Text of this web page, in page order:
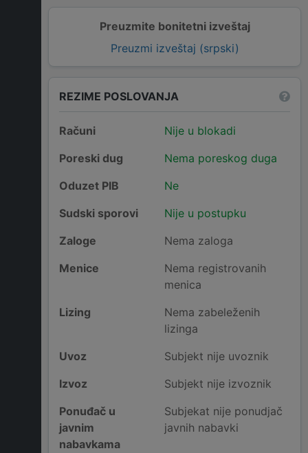
Preuzmite bonitetni izveštaj
Preuzmi izveštaj (srpski)
REZIME POSLOVANJA
Računi
Nije u blokadi
Poreski dug
Nema poreskog duga
Oduzet PIB
Ne
Sudski sporovi
Nije u postupku
Zaloge
Nema zaloga
Menice
Nema registrovanih
menica
Lizing
Nema zabeleženih
lizinga
Uvoz
Subjekt nije uvoznik
Izvoz
Subjekt nije izvoznik
Ponuđač u
javnim
nabavkama
Subjekat nije ponudjač
javnih nabavki